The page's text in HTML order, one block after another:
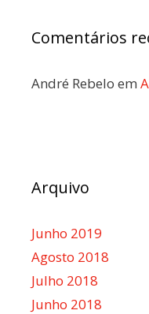
Comentários
André Rebelo em
Arquivo
Junho 2019
Agosto 2018
Julho 2018
Junho 2018